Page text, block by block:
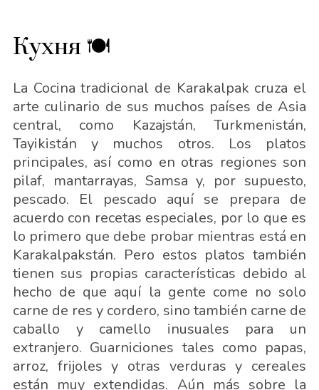
Кухня 🍽
La Cocina tradicional de Karakalpak cruza el
arte culinario de sus muchos países de Asia
central, como Kazajstán, Turkmenistán,
Tayikistán y muchos otros. Los platos
principales, así como en otras regiones son
pilaf, mantarrayas, Samsa y, por supuesto,
pescado. El pescado aquí se prepara de
acuerdo con recetas especiales, por lo que es
lo primero que debe probar mientras está en
Karakalpakstán. Pero estos platos también
tienen sus propias características debido al
hecho de que aquí la gente come no solo
carne de res y cordero, sino también carne de
caballo y camello inusuales para un
extranjero. Guarniciones tales como papas,
arroz, frijoles y otras verduras y cereales
están muy extendidas. Aún más sobre la